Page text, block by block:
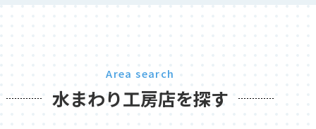
Area search
水まわり工房店を探す